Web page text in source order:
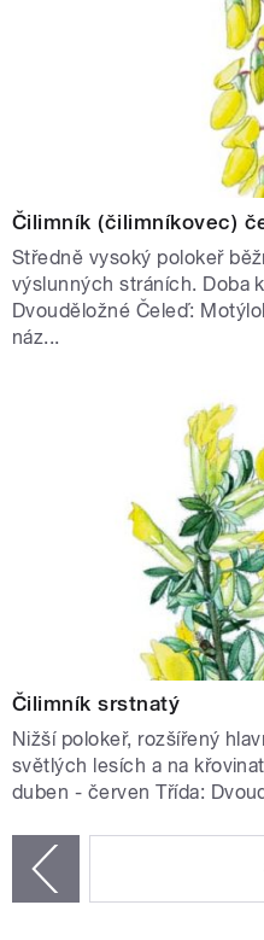
Čilimník (čilimníkovec)
Středně vysoký polokeř
výslunných stráních. Doba
Dvouděložné Čeleď:
náz...
Čilimník srstnatý
Nižší polokeř, rozšířený
světlých lesích a na
duben - červen Třída: